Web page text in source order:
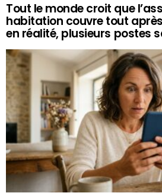
Tout le monde croit que
habitation couvre tout
en réalité, plusieurs postes